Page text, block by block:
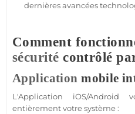
dernières avancées
Comment
sécurité contrôlé
Application mobile
L'Application iOS/Android
entièrement votresystème: